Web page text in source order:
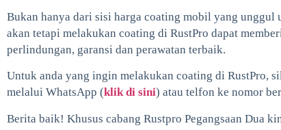
Bukan hanya dari sisi harga coating mobil yang unggul
akan tetapi melakukan coating di RustPro dapat
perlindungan, garansi dan perawatan terbaik.
Untuk anda yang ingin melakukan coating di RustPro,
melalui WhatsApp (klik di sini) atau telfon ke nomor
Berita baik! Khusus cabang Rustpro Pegangsaan Dua